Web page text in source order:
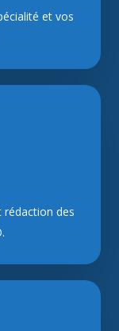
et vos
rédaction des